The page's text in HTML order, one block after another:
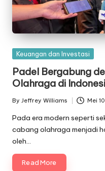
Posted
Keuangan dan Investasi
Padel Bergabung
Olahraga di
Posted
by
By Jeffrey Williams Mei
Pada era modern seperti
cabang olahraga menjadi
oleh…
Read More